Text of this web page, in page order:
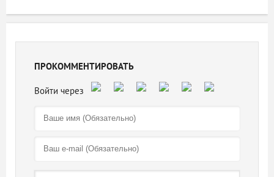
ПРОКОММЕНТИРОВАТЬ